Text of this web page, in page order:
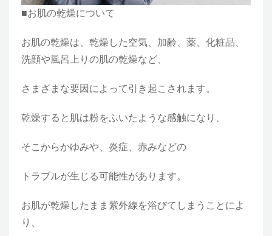
■お肌の乾燥について
お肌の乾燥は、乾燥した空気、加齢、薬、化粧品、
洗顔や風呂上りの肌の乾燥など、
さまざまな要因によって引き起こされます。
乾燥すると肌は粉をふいたような感触になり、
そこからかゆみや、炎症、赤みなどの
トラブルが生じる可能性があります。
お肌が乾燥したまま紫外線を浴びてしまうことによ
り、